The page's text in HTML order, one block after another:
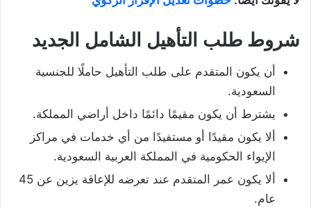
شروط طلب التأهيل الشامل الجديد
أن يكون المتقدم على طلب التأهيل حاملًا للجنسية
السعودية.
يشترط أن يكون مقيمًا دائمًا داخل أراضي المملكة.
ألا يكون مقيدًا أو مستفيدًا من أي خدمات في مراكز
الإيواء الحكومية في المملكة العربية السعودية.
ألا يكون عمر المتقدم عند تعرضه للإعاقة يزين عن 45
عام.